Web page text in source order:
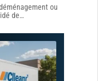
ou
de…